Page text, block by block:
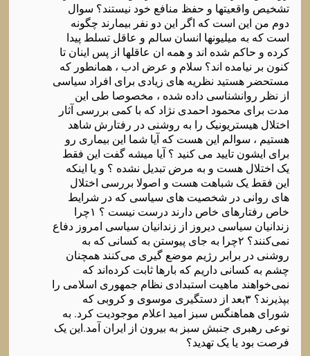
تشخیص واقعیتها و حفظ منافع خود نیستند؟ سوال
دوم من این است که اگر این دو نفر بیمارند چگونه
است که به میلیونها انسان سالم و عاقل تسلط پیدا
کرده و حاکم شده اند و همه ان عاقلها از پس اینان تا
کنون بر نیامده اند؟ سلام و عرض ادب ، همانطور که
مستحضر هستید نظریه های زیادی برای افراد سیاسی
از نظر روانشناسی داده شده ، مخصوصا طی این
مدت برای محمود احمدی نژاد که با کمی بررسی آثار
اختلال هیستریونیک را به روشنی در رفتارش شاهد
هستیم ، سوالم این هست که آیا شما این بیماری رو
برای ایشون تایید می کنید ؟ آیا میشه گفت این فقط
یک اختلال هست و به مرض تبدیل نشده ؟ و یا اینکه
این فقط یک شباهت هست و اصولا بررسی اختلال
های روانی در شخصیت های سیاسی که در شرایط
خاص رفتارهای خاص دارند درست نیست ؟ ۱چرا
زندانیان سیاسی دیروز از زندانیان سیاسی امروز دفاع
نمی‌کنند؟ ۲چرا به جای پیوستن به کسانی که به
روشنی در برابر رژیم موضع گیری می‌کنند همچنان
چشم به کسانی داریم که بارها ثابت کرده‌اند که
نمی‌خواهند ماهیت استبدادی نظام جمهوری اسلامی را
بپذیرند؟ ۳بعد از دستگیری موسوی و کروبی که
شورای هماهنگس سبز امید اعلام موجودیت کرد. به
نوعی رهبری جنبش سبز به بیرون از ایران آمد.این یک
فرصت بود یا یک تهدید؟